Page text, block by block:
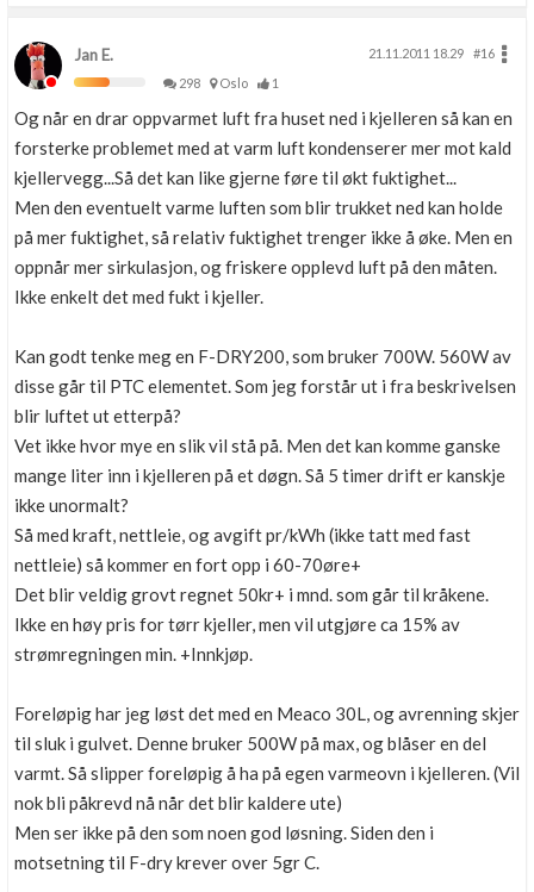
Jan E. 21.11.2011 18.29
#16
298
Oslo 1
Og når en drar oppvarmet luft fra huset ned i kjelleren så kan en
forsterke problemet med at varm luft kondenserer mer mot kald
kjellervegg...Så det kan like gjerne føre til økt fuktighet...
Men den eventuelt varme luften som blir trukket ned kan holde
på mer fuktighet, så relativ fuktighet trenger ikke å øke. Men en
oppnår mer sirkulasjon, og friskere opplevd luft på den måten.
Ikke enkelt det med fukt i kjeller.
Kan godt tenke meg en F-DRY200, som bruker 700W. 560W av
disse går til PTC elementet. Som jeg forstår ut i fra beskrivelsen
blir luftet ut etterpå?
Vet ikke hvor mye en slik vil stå på. Men det kan komme ganske
mange liter inn i kjelleren på et døgn. Så 5 timer drift er kanskje
ikke unormalt?
Så med kraft, nettleie, og avgift pr/kWh (ikke tatt med fast
nettleie) så kommer en fort opp i 60-70øre+
Det blir veldig grovt regnet 50kr+ i mnd. som går til kråkene.
Ikke en høy pris for tørr kjeller, men vil utgjøre ca 15% av
strømregningen min. +Innkjøp.
Foreløpig har jeg løst det med en Meaco 30L, og avrenning skjer
til sluk i gulvet. Denne bruker 500W på max, og blåser en del
varmt. Så slipper foreløpig å ha på egen varmeovn i kjelleren. (Vil
nok bli påkrevd nå når det blir kaldere ute)
Men ser ikke på den som noen god løsning. Siden den i
motsetning til F-dry krever over 5gr C.